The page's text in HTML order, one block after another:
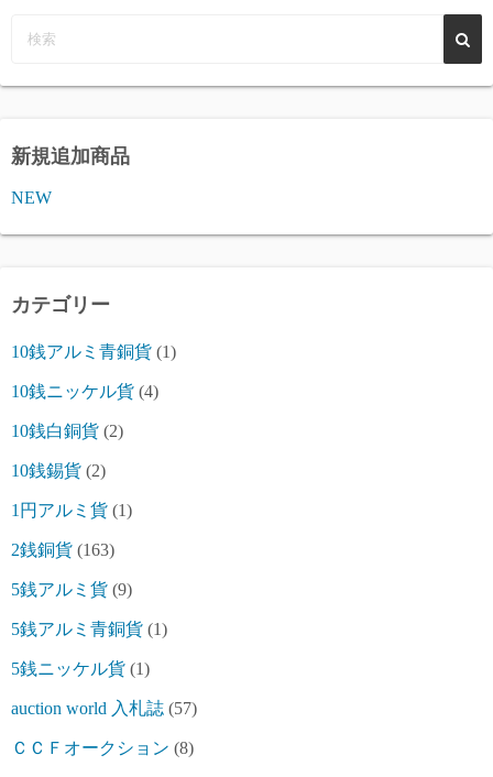
新規追加商品
NEW
カテゴリー
10銭アルミ青銅貨 (1)
10銭ニッケル貨 (4)
10銭白銅貨 (2)
10銭錫貨 (2)
1円アルミ貨 (1)
2銭銅貨 (163)
5銭アルミ貨 (9)
5銭アルミ青銅貨 (1)
5銭ニッケル貨 (1)
auction world 入札誌 (57)
ＣＣＦオークション (8)